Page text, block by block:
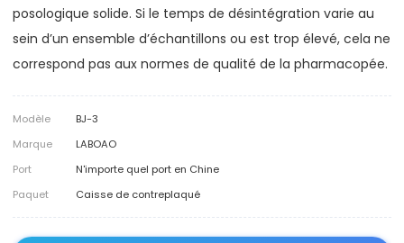
posologique solide. Si le temps de désintégration varie au
sein d’un ensemble d’échantillons ou est trop élevé, cela ne
correspond pas aux normes de qualité de la pharmacopée.
Modèle
BJ-3
Marque
LABOAO
Port
N'importe quel port en Chine
Paquet
Caisse de contreplaqué